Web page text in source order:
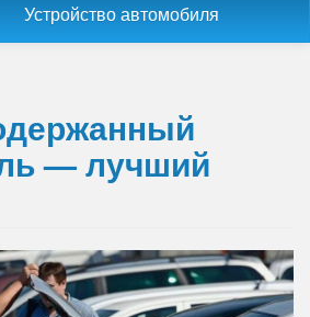
Устройство автомобиля
— лучший